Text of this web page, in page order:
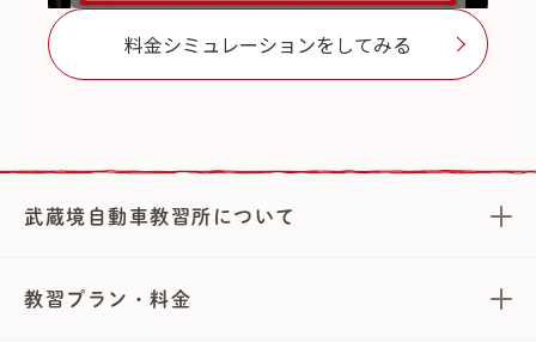
料金シミュレーションをしてみる
武蔵境自動車教習所について
教習プラン・料金